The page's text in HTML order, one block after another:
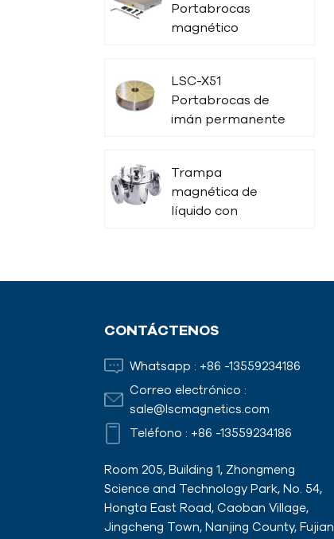
Portabrocas
magnético
LSC-X51
Portabrocas de
imán permanente
Trampa
magnética de
líquido con
encofrado con
adaptadores
CONTÁCTENOS
Whatsapp : +86 -13559234186
Correo electrónico :
sale@lscmagnetics.com
Teléfono : +86 -13559234186
Room 205, Building 1, Zhongmeng
Science and Technology Park, No. 54,
Hongta East Road, Caoban Village,
Jingcheng Town, Nanjing County, Fujian